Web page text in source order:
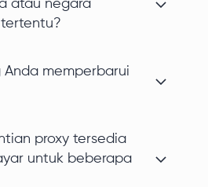
atau negara
Anda memperbarui
proxy tersedia
untuk beberapa